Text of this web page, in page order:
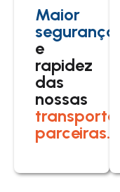
Maior
segurança
e
rapidez
das
nossas
parceiras.